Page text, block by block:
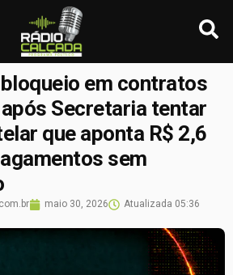
em contratos
após Secretaria tentar
que aponta R$ 2,6
sem
maio 30, 2026 Atualizada 05:36